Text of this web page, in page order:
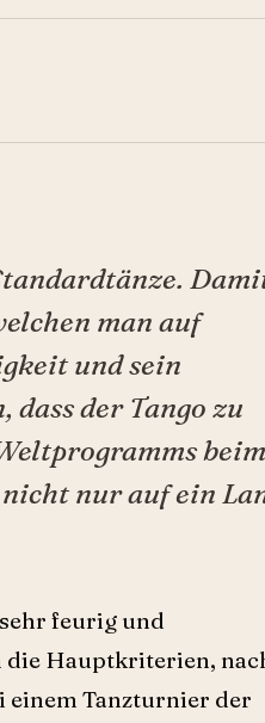
man auf
und sein
dass der Tango zu
beim
nicht nur auf ein
feurig und
die Hauptkriterien,
einem Tanzturnier der